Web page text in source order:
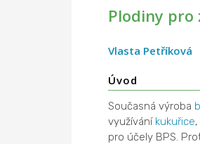
Plodiny pro
Vlasta Petříková
Úvod
Současná výroba
využívání kukuřice
pro účely BPS.